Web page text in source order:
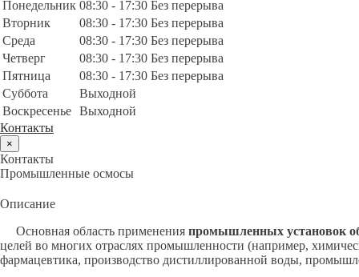
Понедельник 08:30 - 17:30 Без перерыва
Вторник
08:30 - 17:30 Без перерыва
Среда
08:30 - 17:30 Без перерыва
Четверг
08:30 - 17:30 Без перерыва
Пятница
08:30 - 17:30 Без перерыва
Суббота
Выходной
Воскресенье Выходной
Контакты
×
Контакты
Промышленные осмосы
Описание
Основная область применения промышленных установок
целей во многих отраслях промышленности (например,
фармацевтика, производство дистиллированной воды,